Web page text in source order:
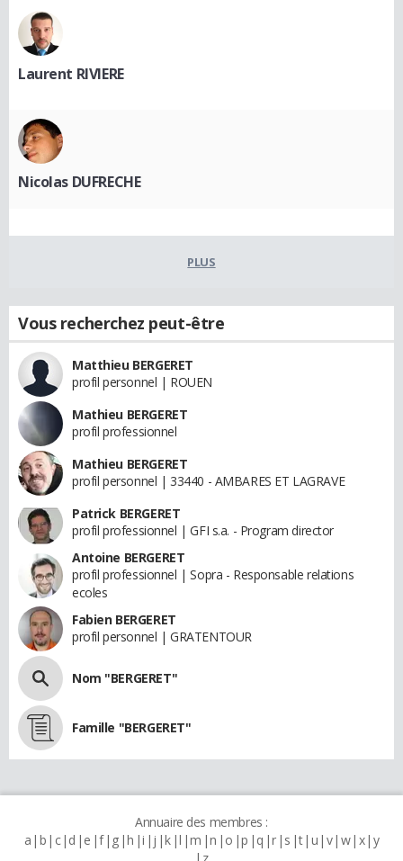
Laurent RIVIERE
Nicolas DUFRECHE
PLUS
Vous recherchez peut-être
Matthieu BERGERET
profil personnel | ROUEN
Mathieu BERGERET
profil professionnel
Mathieu BERGERET
profil personnel | 33440 - AMBARES ET LAGRAVE
Patrick BERGERET
profil professionnel | GFI s.a. - Program director
Antoine BERGERET
profil professionnel | Sopra - Responsable relations
ecoles
Fabien BERGERET
profil personnel | GRATENTOUR
Nom "BERGERET"
Famille "BERGERET"
Annuaire des membres :
a b c d e f g h i j k l m n o p q r s t u v w x y
z